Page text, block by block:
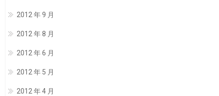
2012 年 9 月
2012 年 8 月
2012 年 6 月
2012 年 5 月
2012 年 4 月